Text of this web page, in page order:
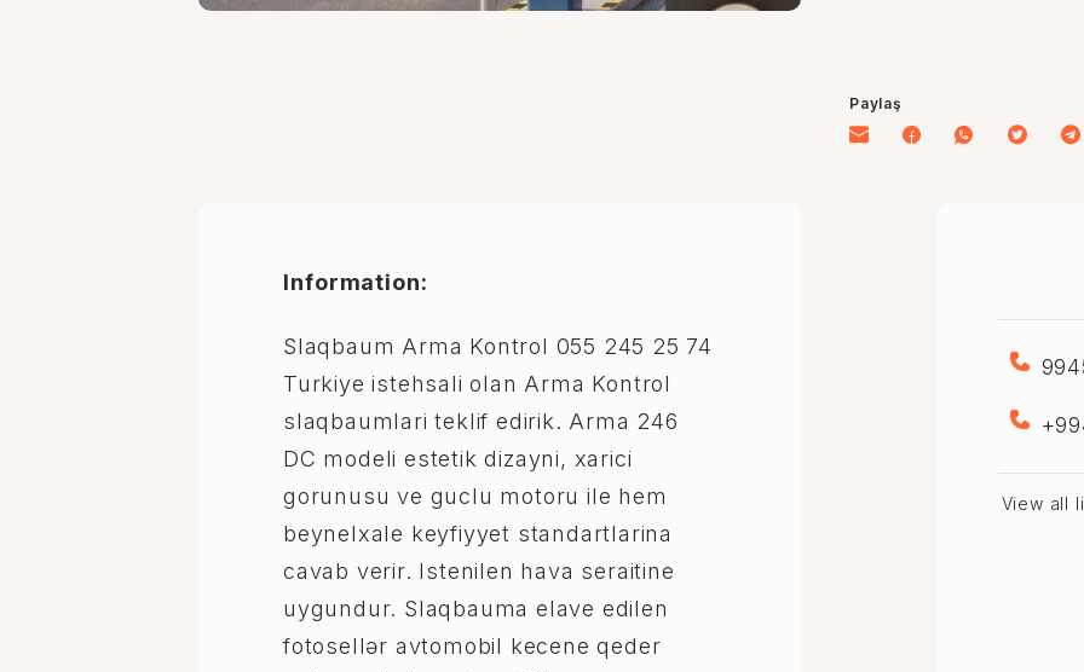
Paylaş
Information:
Slaqbaum Arma Kontrol 055 245 25 74
Turkiye istehsali olan Arma Kontrol
slaqbaumlari teklif edirik. Arma 246
DC modeli estetik dizayni, xarici
gorunusu ve guclu motoru ile hem
beynelxale keyfiyyet standartlarina
cavab verir. Istenilen hava seraitine
uygundur. Slaqbauma elave edilen
fotosellər avtomobil kecene qeder
View all